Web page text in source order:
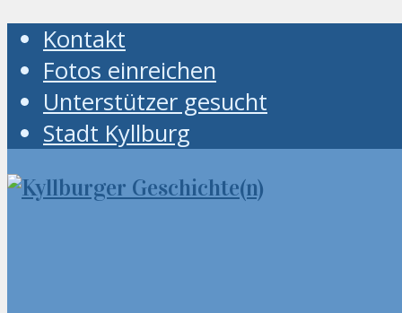
Kontakt
Fotos einreichen
Unterstützer gesucht
Stadt Kyllburg